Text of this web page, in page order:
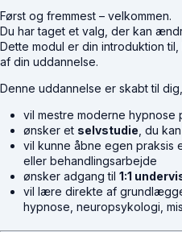
Først og fremmest – velkommen.
Du har taget et valg, der kan
Dette modul er din introduktion
af din uddannelse.
Denne uddannelse er skabt til
vil mestre moderne hypnose
ønsker et selvstudie , du
vil kunne åbne egen praksis
eller behandlingsarbejde
ønsker adgang til 1:1
vil lære direkte af
hypnose, neuropsykologi,